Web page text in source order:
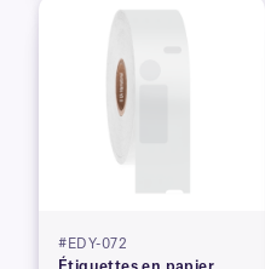
#EDY-072